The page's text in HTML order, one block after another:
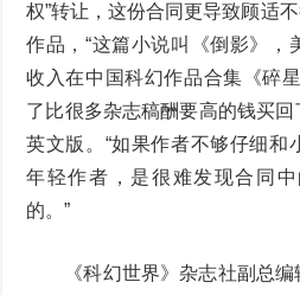
权”转让，这份合同更导致顾适
作品，“这篇小说叫《倒影》，
收入在中国科幻作品合集《碎
了比很多杂志稿酬要高的钱买
英文版。“如果作者不够仔细和
年轻作者，是很难发现合同
的。”
《科幻世界》杂志社副总